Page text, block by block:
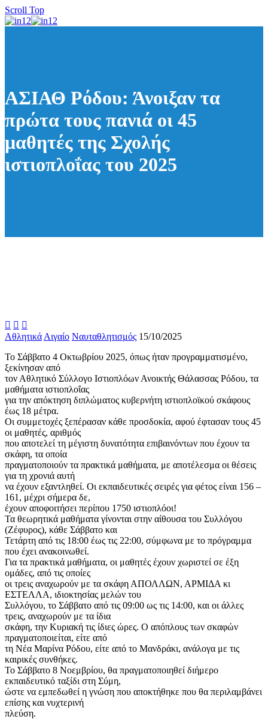
Scroll Top
ΑΣΙΑΘ Ρόδου: Άνοιξαν τα
πρώτα τους πανιά οι 45
μαθητές της Σχολής
ιστιοπλοΐας του 2025
  
Αθλητικά Αιγαίο Ναυταθλητισμός 15/10/2025
Το Σάββατο 4 Οκτωβρίου 2025, όπως ήταν προγραμματισμένο,
ξεκίνησαν από
τον Αθλητικό Σύλλογο Ιστιοπλόων Ανοικτής Θάλασσας Ρόδου, τα
μαθήματα ιστιοπλοΐας
για την απόκτηση διπλώματος κυβερνήτη ιστιοπλοϊκού σκάφους
έως 18 μέτρα.
Οι συμμετοχές ξεπέρασαν κάθε προσδοκία, αφού έφτασαν τους 45
οι μαθητές, αριθμός
που αποτελεί τη μέγιστη δυνατότητα επιβαινόντων που έχουν τα
σκάφη, τα οποία
πραγματοποιούν τα πρακτικά μαθήματα, με αποτέλεσμα οι θέσεις
για τη χρονιά αυτή
να έχουν εξαντληθεί. Οι εκπαιδευτικές σειρές για φέτος είναι 156 –
161, μέχρι σήμερα δε,
έχουν αποφοιτήσει περίπου 1750 ιστιοπλόοι!
Τα θεωρητικά μαθήματα γίνονται στην αίθουσα του Συλλόγου
(Ζέφυρος), κάθε Σάββατο και
Τετάρτη από τις 18:00 έως τις 22:00, σύμφωνα με το πρόγραμμα
που έχει ανακοινωθεί.
Για τα πρακτικά μαθήματα, οι μαθητές έχουν χωριστεί σε έξη
ομάδες, από τις οποίες
οι τρεις αναχωρούν με τα σκάφη ΑΠΟΛΛΩΝ, ΑΡΜΙΔΑ κι
ΕΣΤΕΛΛΑ, ιδιοκτησίας μελών του
Συλλόγου, το Σάββατο από τις 09:00 ως τις 14:00, και οι άλλες
τρεις, αναχωρούν με τα ίδια
σκάφη, την Κυριακή τις ίδιες ώρες. Ο απόπλους των σκαφών
πραγματοποιείται, είτε από
τη Νέα Μαρίνα Ρόδου, είτε από το Μανδράκι, ανάλογα με τις
καιρικές συνθήκες.
Το Σάββατο 8 Νοεμβρίου, θα πραγματοποιηθεί διήμερο
εκπαιδευτικό ταξίδι στη Σύμη,
ώστε να εμπεδωθεί η γνώση που αποκτήθηκε που θα περιλαμβάνει
επίσης και νυχτερινή
πλεύση.